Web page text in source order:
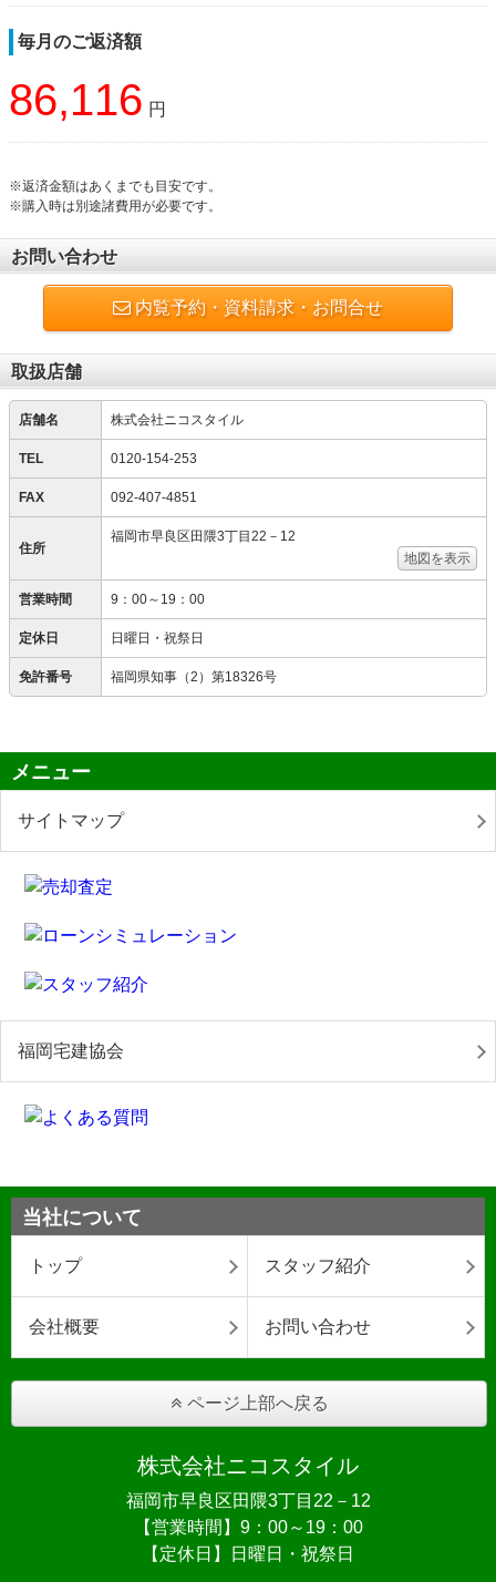
毎月のご返済額
86,116 円
※返済金額はあくまでも目安です。
※購入時は別途諸費用が必要です。
お問い合わせ
内覧予約・資料請求・お問合せ
取扱店舗
店舗名 株式会社ニコスタイル
TEL 0120-154-253
FAX 092-407-4851
住所
福岡市早良区田隈3丁目22－12
地図を表示
営業時間 9：00～19：00
定休日 日曜日・祝祭日
免許番号 福岡県知事（2）第18326号
メニュー
サイトマップ
福岡宅建協会
当社について
トップ スタッフ紹介
会社概要 お問い合わせ
ページ上部へ戻る
株式会社ニコスタイル
福岡市早良区田隈3丁目22－12
【営業時間】9：00～19：00
【定休日】日曜日・祝祭日